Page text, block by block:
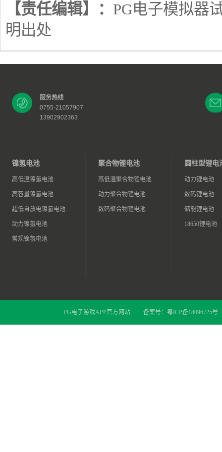
【责任编辑】： PG电子模拟器
明出处
服务热线
0755-21057907
13902902363
镍氢电池
高低温镍氢电池
高容量镍氢电池
超低自放电镍氢电池
动力镍氢电池
常规镍氢电池
聚合物锂电池
高低温聚合物锂电池
动力聚合物锂电池
数码聚合物锂电池
圆柱型锂电
动力锂电池
数码锂电池
储能锂电池
18650锂电池
PG电子游戏APP官方网站 备案号： 粤ICP备18096725号